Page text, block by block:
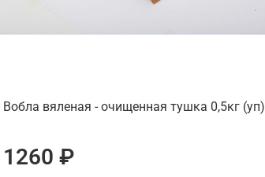
Вобла вяленая - очищенная тушка 0,5кг (уп)
1260 ₽